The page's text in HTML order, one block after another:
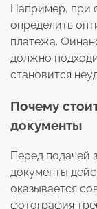
Например, при
определить
платежа.
должно
становится
Почему
документы
Перед подачей
документы
оказывается
фотография